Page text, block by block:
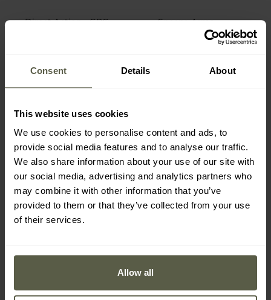
Consent Details About
This website uses cookies
We use cookies to personalise content and ads, to
provide social media features and to analyse our traffic.
We also share information about your use of our site with
our social media, advertising and analytics partners who
may combine it with other information that you’ve
provided to them or that they’ve collected from your use
of their services.
Allow all
Direct Action - GRG
64,99 €
Specna Arms -
Verwaltungspanel mit
Kartentasche - Tan
Helikon-Tex -
Helikon-Tex -